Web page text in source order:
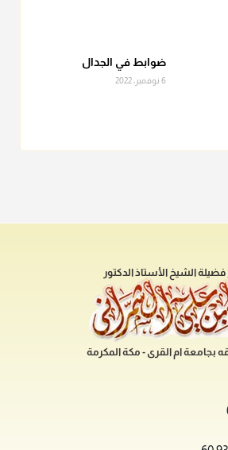
ضوابط في الجدال
6 نوفمبر، 2022
الشيخ الأستاذ الدكتور
بجامعة ام القرى - مكة المكرمة